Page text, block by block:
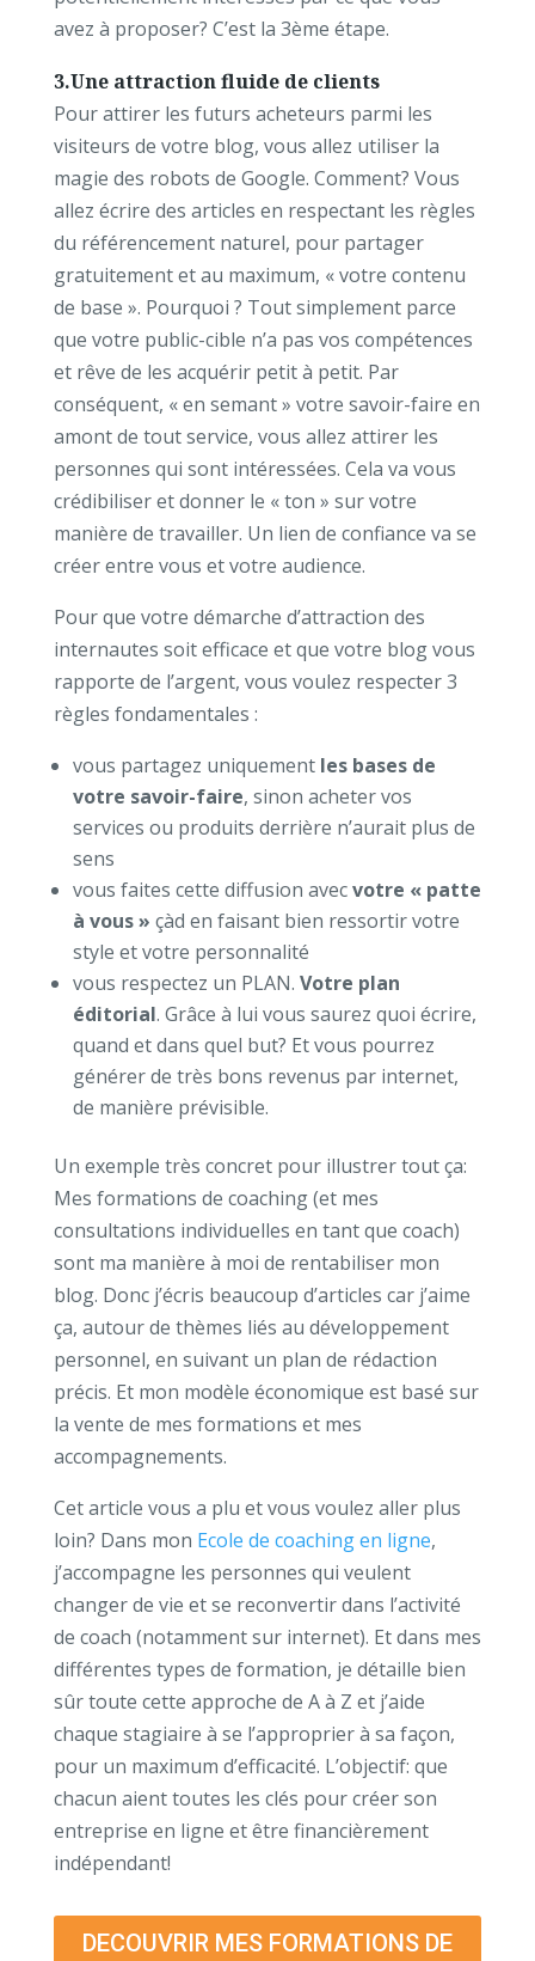
avez à proposer? C’est la 3ème étape.
3.Une attraction fluide de clients
Pour attirer les futurs acheteurs parmi les
visiteurs de votre blog, vous allez utiliser la
magie des robots de Google. Comment? Vous
allez écrire des articles en respectant les règles
du référencement naturel, pour partager
gratuitement et au maximum, « votre contenu
de base ». Pourquoi ? Tout simplement parce
que votre public-cible n’a pas vos compétences
et rêve de les acquérir petit à petit. Par
conséquent, « en semant » votre savoir-faire en
amont de tout service, vous allez attirer les
personnes qui sont intéressées. Cela va vous
crédibiliser et donner le « ton » sur votre
manière de travailler. Un lien de confiance va se
créer entre vous et votre audience.
Pour que votre démarche d’attraction des
internautes soit efficace et que votre blog vous
rapporte de l’argent, vous voulez respecter 3
règles fondamentales :
vous partagez uniquement les bases de
votre savoir-faire, sinon acheter vos
services ou produits derrière n’aurait plus de
sens
vous faites cette diffusion avecvotre « patte
à vous » çàd en faisant bien ressortir votre
style et votre personnalité
vous respectez un PLAN. Votre plan
éditorial. Grâce à lui vous saurez quoi écrire,
quand et dans quel but? Et vous pourrez
générer de très bons revenus par internet,
de manière prévisible.
Un exemple très concret pour illustrer tout ça:
Mes formations de coaching (et mes
consultations individuelles en tant que coach)
sont ma manière à moi de rentabiliser mon
blog. Donc j’écris beaucoup d’articles car j’aime
ça, autour de thèmes liés au développement
personnel, en suivant un plan de rédaction
précis. Et mon modèle économique est basé sur
la vente de mes formations et mes
accompagnements.
Cet article vous a plu et vous voulez aller plus
loin? Dans mon Ecole de coaching en ligne,
j’accompagne les personnes qui veulent
changer de vie et se reconvertir dans l’activité
de coach (notamment sur internet). Et dans mes
différentes types de formation, je détaille bien
sûr toute cette approche de A à Z et j’aide
chaque stagiaire à se l’approprier à sa façon,
pour un maximum d’efficacité. L’objectif: que
chacun aient toutes les clés pour créer son
entreprise en ligne et être financièrement
indépendant!
DECOUVRIR MES FORMATIONS DE